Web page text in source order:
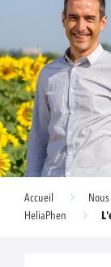
Accueil
HeliaPhen